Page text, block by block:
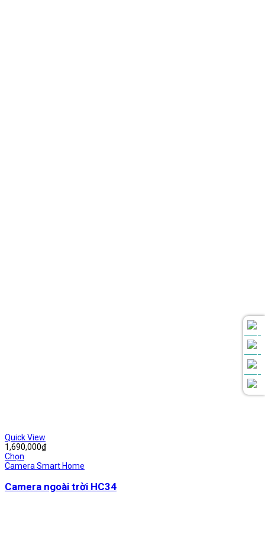
Quick View
1,690,000₫
Chọn
Camera Smart Home
Camera ngoài trời HC34